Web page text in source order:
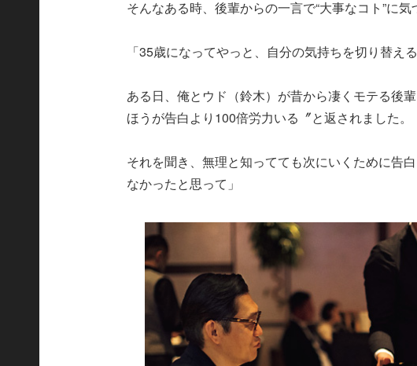
そんなある時、後輩からの一言で“大事なコト”に気
「35歳になってやっと、自分の気持ちを切り替え
ある日、俺とウド（鈴木）が昔から凄くモテる後
ほうが告白より100倍労力いる〞と返されました。
それを聞き、無理と知ってても次にいくために告
なかったと思って」